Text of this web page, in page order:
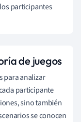
participantes
de juegos
para analizar
participante
sino también
se conocen